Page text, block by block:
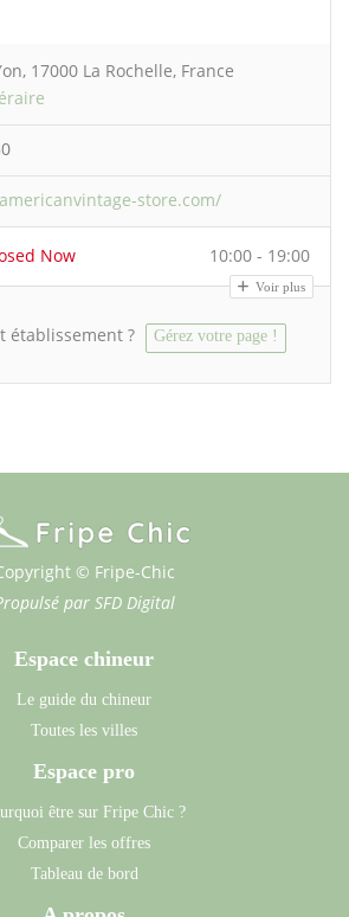
17000 La Rochelle, France
store.com/
Now 10:00 - 19:00
Voir plus
établissement ? Gérez votre page !
© Fripe-Chic
par SFD Digital
Espace chineur
Le guide du chineur
Toutes les villes
Espace pro
être sur Fripe Chic ?
Comparer les offres
Tableau de bord